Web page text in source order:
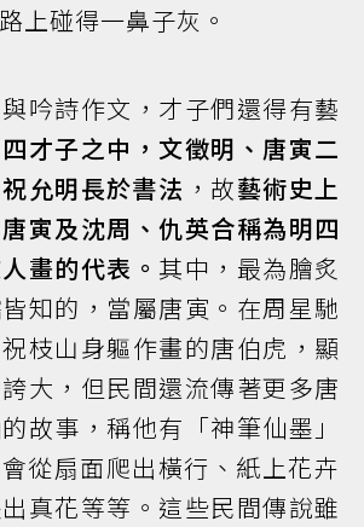
上碰得一鼻子灰。
吟詩作文，才子們還得有藝
才子之中，文徵明、唐寅二
允明長於書法 ，故藝術史上
寅及沈周、仇英合稱為明四
畫的代表。 其中，最為膾炙
知的，當屬唐寅。在周星馳
枝山身軀作畫的唐伯虎，顯
大，但民間還流傳著更多唐
故事，稱他有「神筆仙墨」
從扇面爬出橫行、紙上花卉
真花等等。這些民間傳說雖